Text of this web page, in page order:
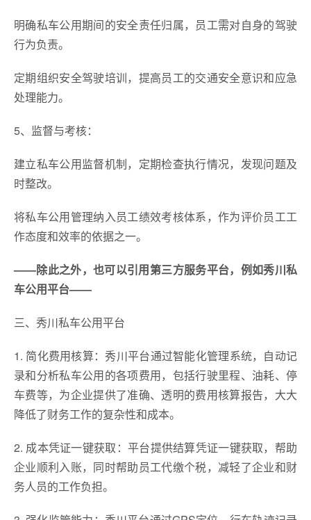
明确私车公用期间的安全责任归属，员工需对自身的驾驶
行为负责。
定期组织安全驾驶培训，提高员工的交通安全意识和应急
处理能力。
5、监督与考核：
建立私车公用监督机制，定期检查执行情况，发现问题及
时整改。
将私车公用管理纳入员工绩效考核体系，作为评价员工工
作态度和效率的依据之一。
——除此之外，也可以引用第三方服务平台，例如秀川私
车公用平台——
三、秀川私车公用平台
1. 简化费用核算：秀川平台通过智能化管理系统，自动记
录和分析私车公用的各项费用，包括行驶里程、油耗、停
车费等，为企业提供了准确、透明的费用核算报告，大大
降低了财务工作的复杂性和成本。
2. 成本凭证一键获取：平台提供结算凭证一键获取，帮助
企业顺利入账，同时帮助员工代缴个税，减轻了企业和财
务人员的工作负担。